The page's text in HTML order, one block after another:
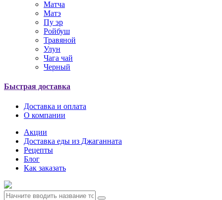
Матча
Матэ
Пу эр
Ройбуш
Травяной
Улун
Чага чай
Черный
Быстрая доставка
Доставка и оплата
О компании
Акции
Доставка еды из Джаганната
Рецепты
Блог
Как заказать